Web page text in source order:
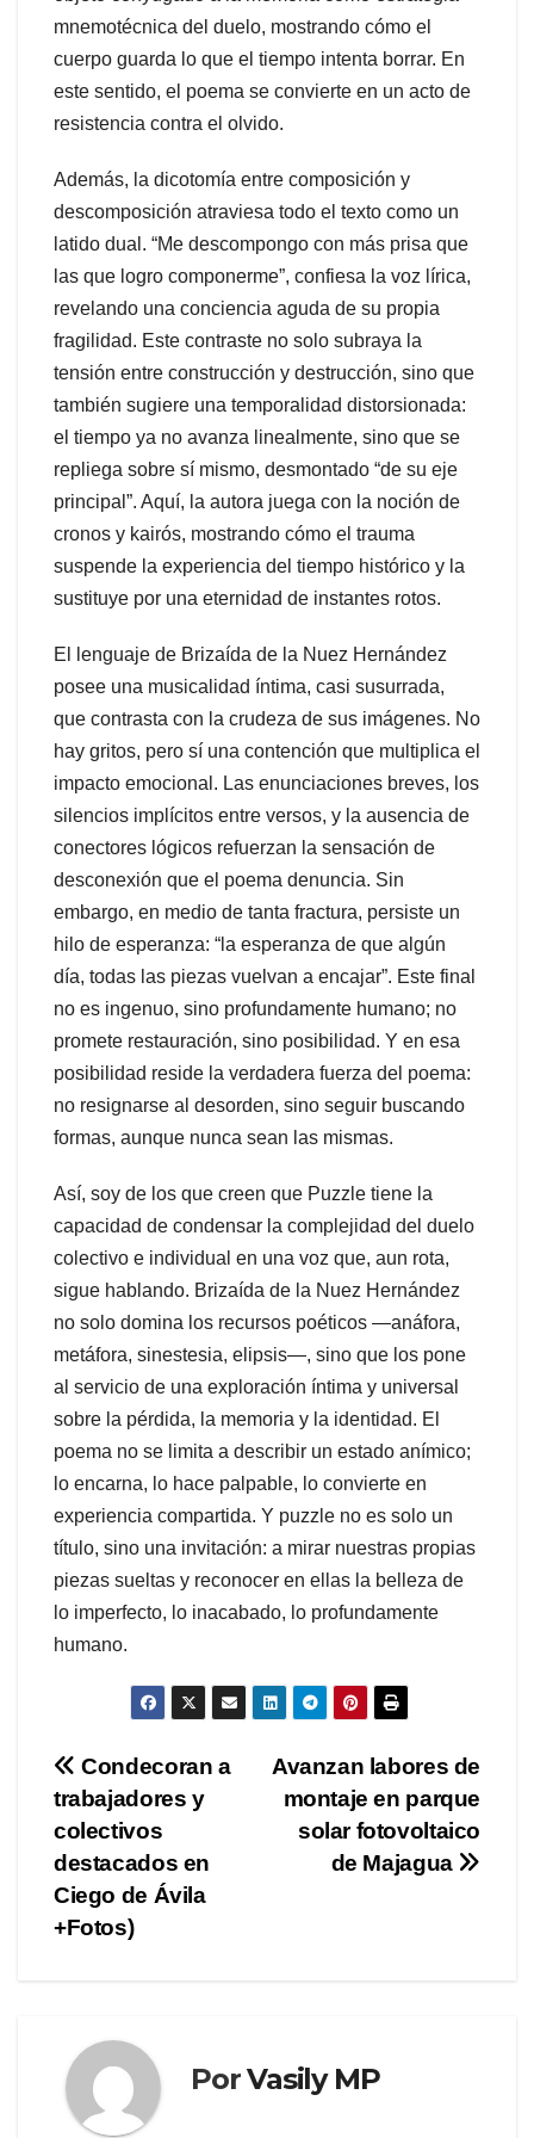
mnemotécnica del duelo, mostrando cómo el
cuerpo guarda lo que el tiempo intenta borrar. En
este sentido, el poema se convierte en un acto de
resistencia contra el olvido.
Además, la dicotomía entre composición y
descomposición atraviesa todo el texto como un
latido dual. “Me descompongo con más prisa que
las que logro componerme”, confiesa la voz lírica,
revelando una conciencia aguda de su propia
fragilidad. Este contraste no solo subraya la
tensión entre construcción y destrucción, sino que
también sugiere una temporalidad distorsionada:
el tiempo ya no avanza linealmente, sino que se
repliega sobre sí mismo, desmontado “de su eje
principal”. Aquí, la autora juega con la noción de
cronos y kairós, mostrando cómo el trauma
suspende la experiencia del tiempo histórico y la
sustituye por una eternidad de instantes rotos.
El lenguaje de Brizaída de la Nuez Hernández
posee una musicalidad íntima, casi susurrada,
que contrasta con la crudeza de sus imágenes. No
hay gritos, pero sí una contención que multiplica el
impacto emocional. Las enunciaciones breves, los
silencios implícitos entre versos, y la ausencia de
conectores lógicos refuerzan la sensación de
desconexión que el poema denuncia. Sin
embargo, en medio de tanta fractura, persiste un
hilo de esperanza: “la esperanza de que algún
día, todas las piezas vuelvan a encajar”. Este final
no es ingenuo, sino profundamente humano; no
promete restauración, sino posibilidad. Y en esa
posibilidad reside la verdadera fuerza del poema:
no resignarse al desorden, sino seguir buscando
formas, aunque nunca sean las mismas.
Así, soy de los que creen que Puzzle tiene la
capacidad de condensar la complejidad del duelo
colectivo e individual en una voz que, aun rota,
sigue hablando. Brizaída de la Nuez Hernández
no solo domina los recursos poéticos —anáfora,
metáfora, sinestesia, elipsis—, sino que los pone
al servicio de una exploración íntima y universal
sobre la pérdida, la memoria y la identidad. El
poema no se limita a describir un estado anímico;
lo encarna, lo hace palpable, lo convierte en
experiencia compartida. Y puzzle no es solo un
título, sino una invitación: a mirar nuestras propias
piezas sueltas y reconocer en ellas la belleza de
lo imperfecto, lo inacabado, lo profundamente
humano.
Navegación
de
entradas
Avanzan labores de
montaje en parque
solar fotovoltaico
de Majagua
Condecoran a
trabajadores y
colectivos
destacados en
Ciego de Ávila
+Fotos)
PorVasily MP